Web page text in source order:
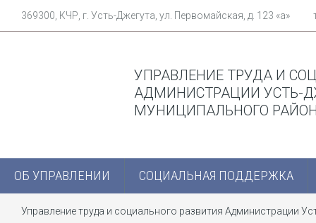
369300, КЧР, г. Усть-Джегута, ул. Первомайская, д. 123 «а»
УПРАВЛЕНИЕ ТРУДА И
АДМИНИСТРАЦИИ УСТЬ-
МУНИЦИПАЛЬНОГО
ОБ УПРАВЛЕНИИ СОЦИАЛЬНАЯ ПОДДЕРЖКА
Управление труда и социального развития Администрации